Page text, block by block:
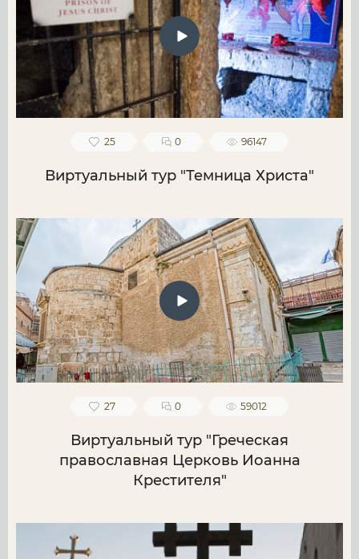
25 0 96147
Виртуальный тур "Темница Христа"
27 0 59012
Виртуальный тур "Греческая
православная Церковь Иоанна
Крестителя"